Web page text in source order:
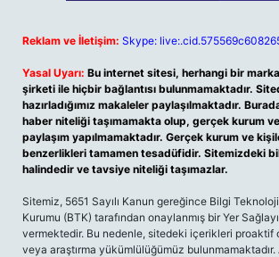
Reklam ve İletişim: Skype:
Yasal Uyarı: Bu internet sitesi, herhangi bir
şirketi ile hiçbir bağlantısı bulunmamaktadır.
hazırladığımız makaleler paylaşılmaktadır.
haber niteliği taşımamakta olup, gerçek kurum
paylaşım yapılmamaktadır. Gerçek kurum ve
benzerlikleri tamamen tesadüfidir. Sitemizdeki
halindedir ve tavsiye niteliği taşımazlar.
Sitemiz, 5651 Sayılı Kanun gereğince Bilgi
Kurumu (BTK) tarafından onaylanmış bir Yer
vermektedir. Bu nedenle, sitedeki içerikleri proaktif
veya araştırma yükümlülüğümüz